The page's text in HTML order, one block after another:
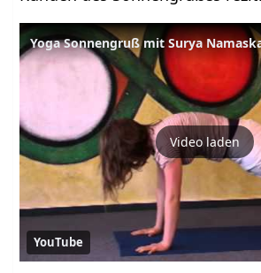
Yoga Sonnengruß mit Surya
Video laden
YouTube